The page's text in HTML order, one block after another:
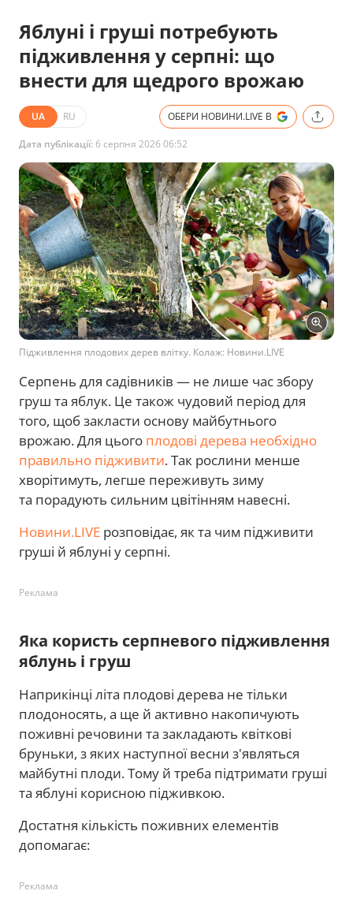
Яблуні і груші потребують
підживлення у серпні: що
внести для щедрого врожаю
UA RU ОБЕРИ НОВИНИ.LIVE В
Дата публікації: 6 серпня 2026 06:52
Підживлення плодових дерев влітку. Колаж: Новини.LIVE
Серпень для садівників — не лише час збору
груш та яблук. Це також чудовий період для
того, щоб закласти основу майбутнього
врожаю. Для цього плодові дерева необхідно
правильно підживити. Так рослини менше
хворітимуть, легше переживуть зиму
та порадують сильним цвітінням навесні.
Новини.LIVE розповідає, як та чим підживити
груші й яблуні у серпні.
Реклама
Яка користь серпневого підживлення
яблунь і груш
Наприкінці літа плодові дерева не тільки
плодоносять, а ще й активно накопичують
поживні речовини та закладають квіткові
бруньки, з яких наступної весни з'являться
майбутні плоди. Тому й треба підтримати груші
та яблуні корисною підживкою.
Достатня кількість поживних елементів
допомагає:
Реклама